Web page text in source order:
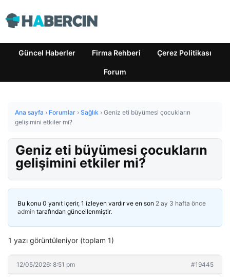
Güncel Haberler Firma Rehberi Çerez Politikası
Forum
Ana sayfa › Forumlar › Sağlık › Geniz eti büyümesi çocukların
gelişimini etkiler mi?
Geniz eti büyümesi çocukların
gelişimini etkiler mi?
Bu konu 0 yanıt içerir, 1 izleyen vardır ve en son 2 ay 3 hafta önce
admin tarafından güncellenmiştir.
1 yazı görüntüleniyor (toplam 1)
12/05/2026: 8:51 pm #19445